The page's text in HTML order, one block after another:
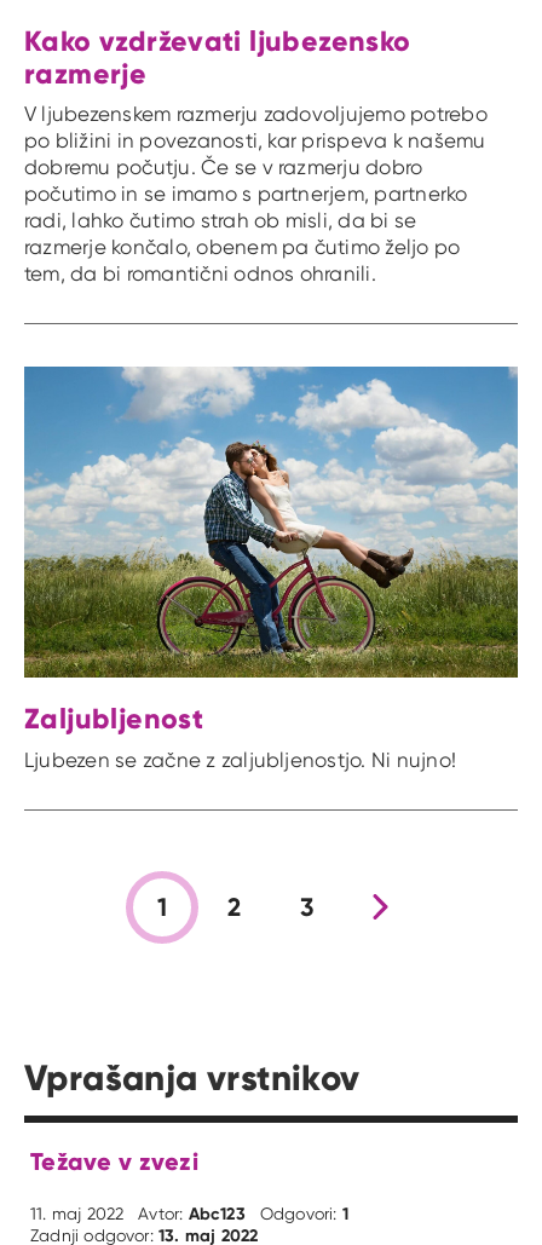
Kako vzdrževati ljubezensko
razmerje
V ljubezenskem razmerju zadovoljujemo potrebo
po bližini in povezanosti, kar prispeva k našemu
dobremu počutju. Če se v razmerju dobro
počutimo in se imamo s partnerjem, partnerko
radi, lahko čutimo strah ob misli, da bi se
razmerje končalo, obenem pa čutimo željo po
tem, da bi romantični odnos ohranili.
Zaljubljenost
Ljubezen se začne z zaljubljenostjo. Ni nujno!
1 2 3 Nova stran
Vprašanja vrstnikov
Težave v zvezi
11. maj 2022 Avtor: Abc123 Odgovori: 1
Zadnji odgovor:13. maj 2022